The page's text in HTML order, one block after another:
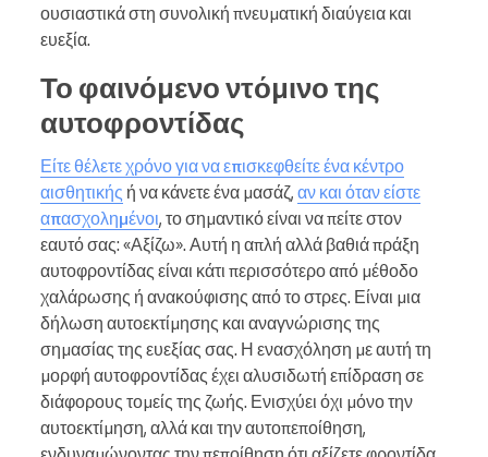
ουσιαστικά στη συνολική πνευματική διαύγεια και
ευεξία.
Το φαινόμενο ντόμινο της
αυτοφροντίδας
Είτε θέλετε χρόνο για να επισκεφθείτε ένα κέντρο
αισθητικής ή να κάνετε ένα μασάζ, αν και όταν είστε
απασχολημένοι, το σημαντικό είναι να πείτε στον
εαυτό σας: «Αξίζω». Αυτή η απλή αλλά βαθιά πράξη
αυτοφροντίδας είναι κάτι περισσότερο από μέθοδο
χαλάρωσης ή ανακούφισης από το στρες. Είναι μια
δήλωση αυτοεκτίμησης και αναγνώρισης της
σημασίας της ευεξίας σας. Η ενασχόληση με αυτή τη
μορφή αυτοφροντίδας έχει αλυσιδωτή επίδραση σε
διάφορους τομείς της ζωής. Ενισχύει όχι μόνο την
αυτοεκτίμηση, αλλά και την αυτοπεποίθηση,